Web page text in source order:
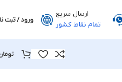
ارسال سریع
تمام نقاط کشور
ورود / ثبت